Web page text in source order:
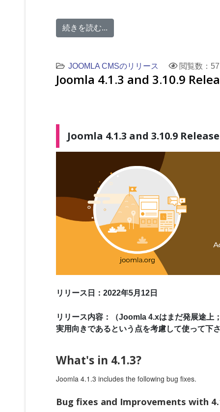
続きを読む...
JOOMLA CMSのリリース 閲覧数：
Joomla 4.1.3 and 3.10.9
Joomla 4.1.3 and 3.10.9 Release
リリース日：2022年5月12日
リリース内容：（Joomla 4.xはまだ発展途上
実用向きであるという点を考慮して使って下
What's in 4.1.3?
Joomla 4.1.3 includes the following bug fixes.
Bug fixes and Improvements with